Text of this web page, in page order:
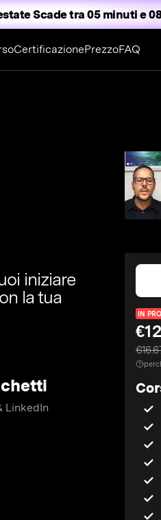
Scade tra 05 minuti e
CertificazionePrezzoFAQ
iniziare
la tua
LinkedIn
IN